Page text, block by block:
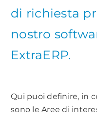
di richiesta
nostro
ExtraERP.
Qui puoi definire, in
sono le Aree di